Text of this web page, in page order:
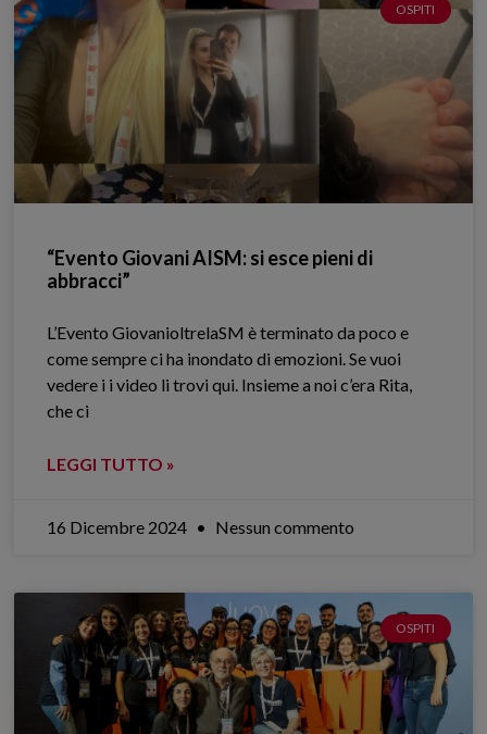
OSPITI
“Evento Giovani AISM: si esce pieni di
abbracci”
L’Evento GiovanioltrelaSM è terminato da poco e
come sempre ci ha inondato di emozioni. Se vuoi
vedere i i video li trovi qui. Insieme a noi c’era Rita,
che ci
LEGGI TUTTO »
16 Dicembre 2024 Nessun commento
OSPITI